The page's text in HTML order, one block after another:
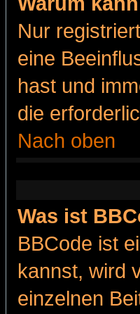
Nur
eine
hast und
die
Nach oben
Was ist
BBCode ist
kannst, wird
einzelnen